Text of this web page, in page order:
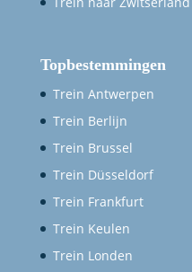
Topbestemmingen
Trein Antwerpen
Trein Berlijn
Trein Brussel
Trein Düsseldorf
Trein Frankfurt
Trein Keulen
Trein Londen